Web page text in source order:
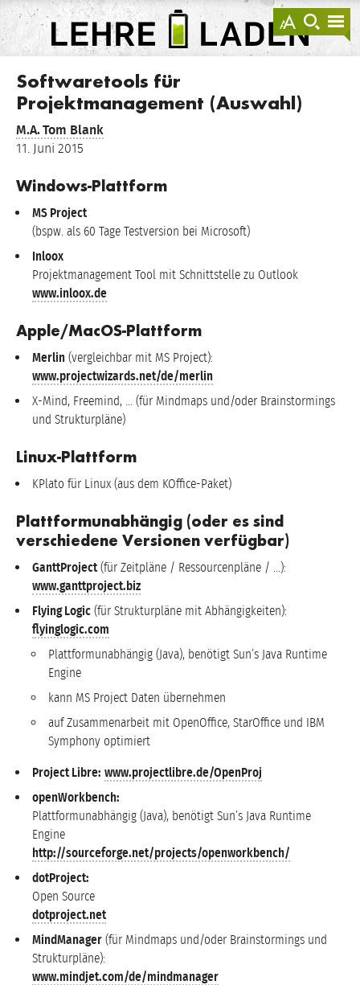
anzeigen
zur
Suche
LEHRE
Softwaretools für
Projektmanagement (Auswahl)
M.A.Tom Blank
11. Juni 2015
Windows-Plattform
MS Project
(bspw. als 60 Tage Testversion bei Microsoft)
Inloox
Projektmanagement Tool mit Schnittstelle zu Outlook
www.inloox.de
Apple/MacOS-Plattform
Merlin (vergleichbar mit MS Project):
www.projectwizards.net/de/merlin
X-Mind, Freemind, … (für Mindmaps und/oder Brainstormings
und Strukturpläne)
Linux-Plattform
KPlato für Linux (aus dem KOffice-Paket)
Plattformunabhängig (oder es sind
verschiedene Versionen verfügbar)
GanttProject(für Zeitpläne / Ressourcenpläne / …):
www.ganttproject.biz
Flying Logic (für Strukturpläne mit Abhängigkeiten):
flyinglogic.com
Plattformunabhängig (Java), benötigt Sun’s Java Runtime
Engine
kann MS Project Daten übernehmen
auf Zusammenarbeit mit OpenOffice, StarOffice und IBM
Symphony optimiert
Project Libre: www.projectlibre.de/OpenProj
openWorkbench:
Plattformunabhängig (Java), benötigt Sun’s Java Runtime
Engine
http://sourceforge.net/projects/openworkbench/
dotProject:
Open Source
dotproject.net
MindManager (für Mindmaps und/oder Brainstormings und
Strukturpläne):
www.mindjet.com/de/mindmanager